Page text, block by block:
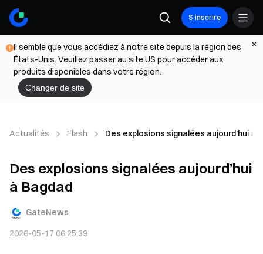
S’inscrire
Il semble que vous accédiez à notre site depuis la région des
États-Unis. Veuillez passer au site US pour accéder aux
produits disponibles dans votre région.
Changer de site
Actualités Flash Des explosions signalées aujourd’hui à
Des explosions signalées aujourd’hui
à Bagdad
GateNews
2026-05-17 06:25:39